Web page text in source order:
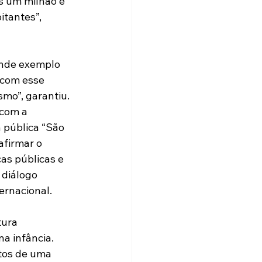
exemplo
esse
garantiu.
a
“São
o
públicas e
infância.
de uma